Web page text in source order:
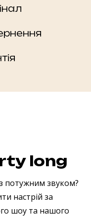
long
потужним звуком?
настрій за
шоу та нашого